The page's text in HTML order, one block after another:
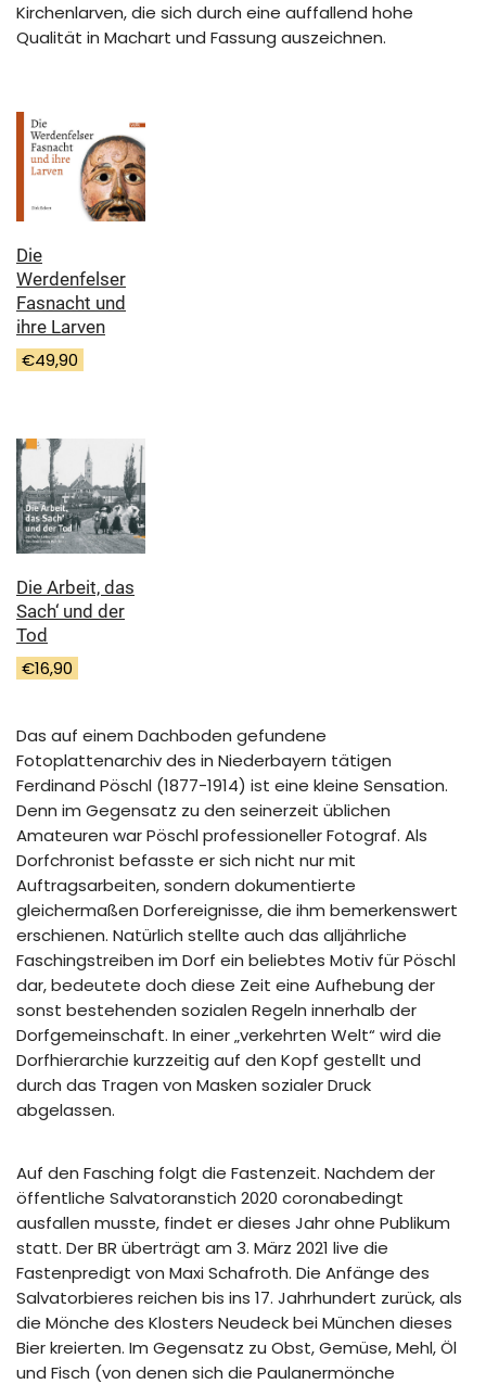
Kirchenlarven, die sich durch eine auffallend hohe
Qualität in Machart und Fassung auszeichnen.
Die
Werdenfelser
Fasnacht und
ihre Larven
€49,90
Die Arbeit, das
Sach‘ und der
Tod
€16,90
Das auf einem Dachboden gefundene
Fotoplattenarchiv des in Niederbayern tätigen
Ferdinand Pöschl (1877-1914) ist eine kleine Sensation.
Denn im Gegensatz zu den seinerzeit üblichen
Amateuren war Pöschl professioneller Fotograf. Als
Dorfchronist befasste er sich nicht nur mit
Auftragsarbeiten, sondern dokumentierte
gleichermaßen Dorfereignisse, die ihm bemerkenswert
erschienen. Natürlich stellte auch das alljährliche
Faschingstreiben im Dorf ein beliebtes Motiv für Pöschl
dar, bedeutete doch diese Zeit eine Aufhebung der
sonst bestehenden sozialen Regeln innerhalb der
Dorfgemeinschaft. In einer „verkehrten Welt“ wird die
Dorfhierarchie kurzzeitig auf den Kopf gestellt und
durch das Tragen von Masken sozialer Druck
abgelassen.
Auf den Fasching folgt die Fastenzeit. Nachdem der
öffentliche Salvatoranstich 2020 coronabedingt
ausfallen musste, findet er dieses Jahr ohne Publikum
statt. Der BR überträgt am 3. März 2021 live die
Fastenpredigt von Maxi Schafroth. Die Anfänge des
Salvatorbieres reichen bis ins 17. Jahrhundert zurück, als
die Mönche des Klosters Neudeck bei München dieses
Bier kreierten. Im Gegensatz zu Obst, Gemüse, Mehl, Öl
und Fisch (von denen sich die Paulanermönche